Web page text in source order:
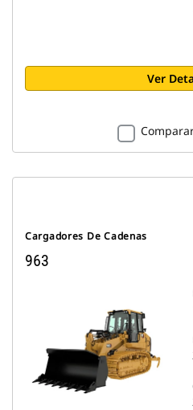
Ver
Cargadores De Cadenas
963